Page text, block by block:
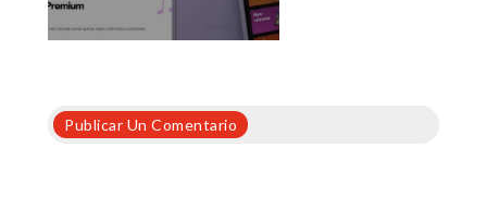
Publicar Un Comentario